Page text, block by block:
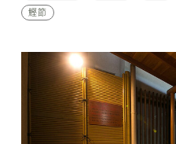
鰹節